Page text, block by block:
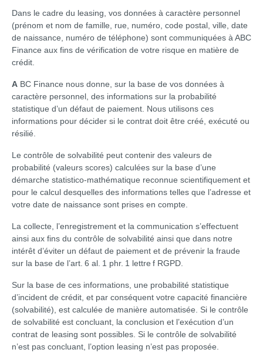
Dans le cadre du leasing, vos données à caractère personnel
(prénom et nom de famille, rue, numéro, code postal, ville, date
de naissance, numéro de téléphone) sont communiquées à ABC
Finance aux fins de vérification de votre risque en matière de
crédit.
A BC Finance nous donne, sur la base de vos données à
caractère personnel, des informations sur la probabilité
statistique d’un défaut de paiement. Nous utilisons ces
informations pour décider si le contrat doit être créé, exécuté ou
résilié.
Le contrôle de solvabilité peut contenir des valeurs de
probabilité (valeurs scores) calculées sur la base d’une
démarche statistico-mathématique reconnue scientifiquement et
pour le calcul desquelles des informations telles que l’adresse et
votre date de naissance sont prises en compte.
La collecte, l’enregistrement et la communication s’effectuent
ainsi aux fins du contrôle de solvabilité ainsi que dans notre
intérêt d’éviter un défaut de paiement et de prévenir la fraude
sur la base de l’art. 6 al. 1 phr. 1 lettre f RGPD.
Sur la base de ces informations, une probabilité statistique
d’incident de crédit, et par conséquent votre capacité financière
(solvabilité), est calculée de manière automatisée. Si le contrôle
de solvabilité est concluant, la conclusion et l’exécution d’un
contrat de leasing sont possibles. Si le contrôle de solvabilité
n’est pas concluant, l’option leasing n’est pas proposée.